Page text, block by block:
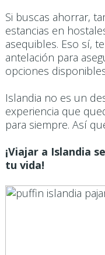
Si buscas ahorrar,
estancias en
asequibles. Eso sí,
antelación para
opciones
Islandia no es un
experiencia que
para siempre. Así
¡Viajar a Islandia
tu vida!